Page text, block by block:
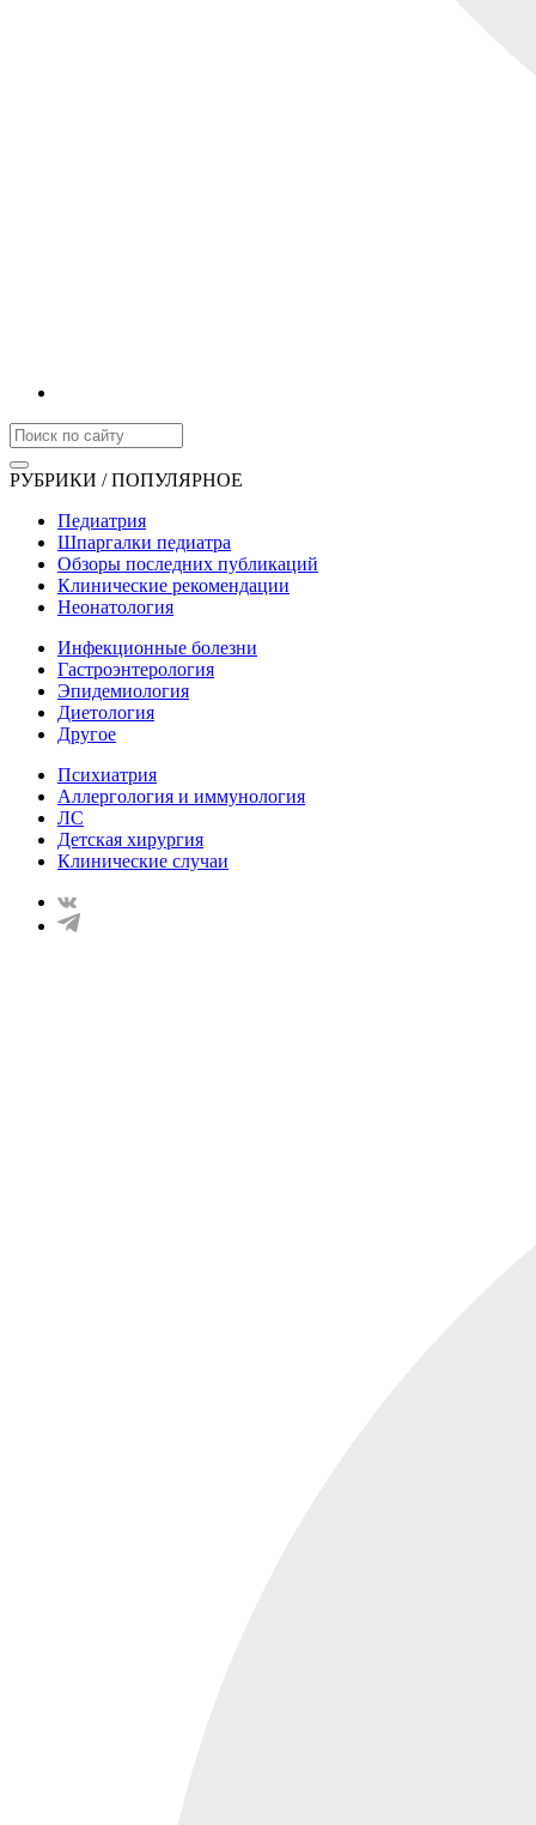
РУБРИКИ / ПОПУЛЯРНОЕ
Педиатрия
Шпаргалки педиатра
Обзоры последних публикаций
Клинические рекомендации
Неонатология
Инфекционные болезни
Гастроэнтерология
Эпидемиология
Диетология
Другое
Психиатрия
Аллергология и иммунология
ЛС
Детская хирургия
Клинические случаи